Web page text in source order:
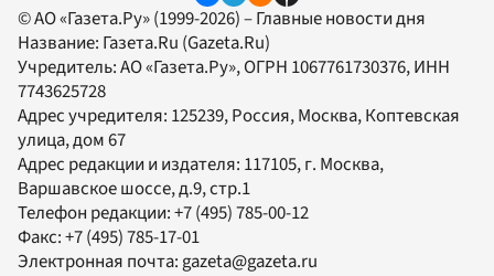
© АО «Газета.Ру» (1999-2026) – Главные новости дня
Название: Газета.Ru (Gazeta.Ru)
Учредитель:АО «Газета.Ру», ОГРН 1067761730376, ИНН
7743625728
Адрес учредителя: 125239, Россия, Москва, Коптевская
улица, дом 67
Адрес редакции и издателя: 117105, г. Москва,
Варшавское шоссе, д.9, стр.1
Телефон редакции:+7 (495) 785-00-12
Факс:+7 (495) 785-17-01
Электронная почта: gazeta@gazeta.ru